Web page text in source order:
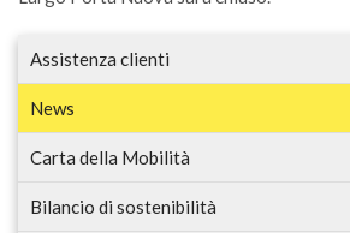
Assistenza clienti
News
Carta della Mobilità
Bilancio di sostenibilità